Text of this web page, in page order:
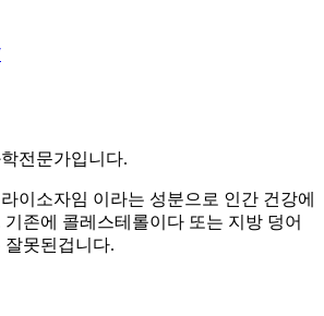
전문가입니다.
이소자임 이라는 성분으로 인간 건강에
기존에 콜레스테롤이다 또는 지방 덩어
잘못된겁니다.